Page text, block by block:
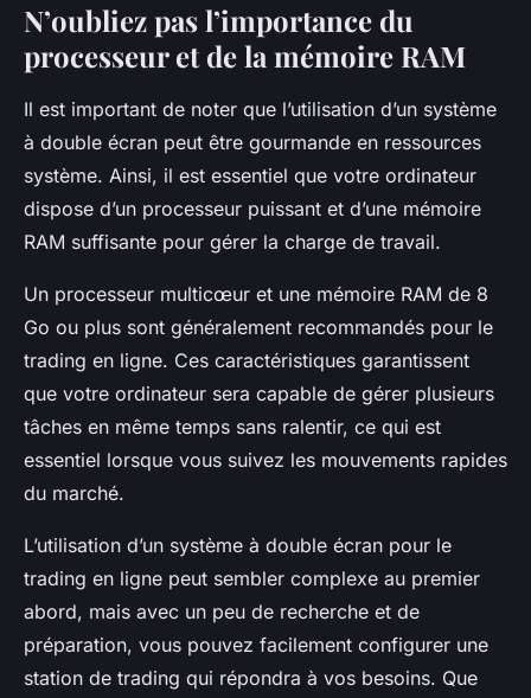
N’oubliez pas l’importance du
processeur et de la mémoire RAM
Il est important de noter que l’utilisation d’un système
à double écran peut être gourmande en ressources
système. Ainsi, il est essentiel que votre ordinateur
dispose d’un processeur puissant et d’une mémoire
RAM suffisante pour gérer la charge de travail.
Un processeur multicœur et une mémoire RAM de 8
Go ou plus sont généralement recommandés pour le
trading en ligne. Ces caractéristiques garantissent
que votre ordinateur sera capable de gérer plusieurs
tâches en même temps sans ralentir, ce qui est
essentiel lorsque vous suivez les mouvements rapides
du marché.
L’utilisation d’un système à double écran pour le
trading en ligne peut sembler complexe au premier
abord, mais avec un peu de recherche et de
préparation, vous pouvez facilement configurer une
station de trading qui répondra à vos besoins. Que